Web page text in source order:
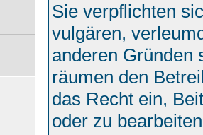
Sie verpflichten
vulgären,
anderen Gründen
räumen den
das Recht ein,
oder zu